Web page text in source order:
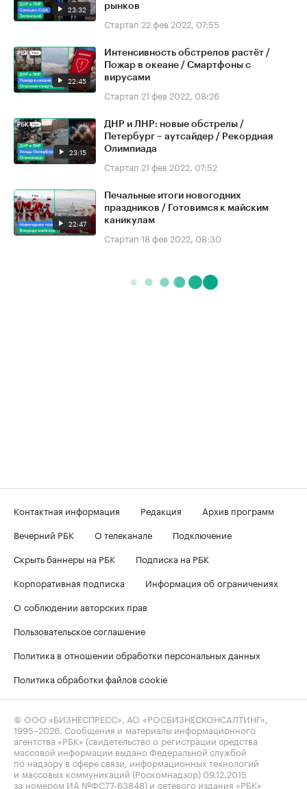
23:32
рынков
Стартап 22 фев 2022, 07:55
22:45
Интенсивность обстрелов растёт /
Пожар в океане / Смартфоны с
вирусами
Стартап 21 фев 2022, 08:26
23:15
ДНР и ЛНР: новые обстрелы /
Петербург – аутсайдер / Рекордная
Олимпиада
Стартап 21 фев 2022, 07:52
22:47
Печальные итоги новогодних
праздников / Готовимся к майским
каникулам
Стартап 18 фев 2022, 08:30
Контактная информация Редакция
Архив программ
Вечерний РБК
О телеканале
Подключение
Скрыть баннеры на РБК
Подписка на РБК
Корпоративная подписка
Информация об ограничениях
О соблюдении авторских прав
Пользовательское соглашение
Политика в отношении обработки персональных данных
Политика обработки файлов cookie
© ООО «БИЗНЕСПРЕСС», АО «РОСБИЗНЕСКОНСАЛТИНГ»,
1995–2026 . Сообщения и материалы информационного
агентства «РБК» (свидетельство о регистрации средства
массовой информации выдано Федеральной службой
по надзору в сфере связи, информационных технологий
и массовых коммуникаций (Роскомнадзор) 09.12.2015
за номером ИА №ФС77-63848) и сетевого издания «РБК»